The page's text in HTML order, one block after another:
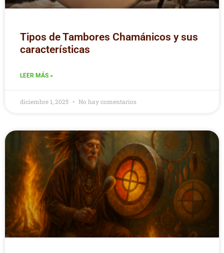
Tipos de Tambores Chamánicos y sus
características
LEER MÁS »
diciembre 1, 2025 No hay comentarios